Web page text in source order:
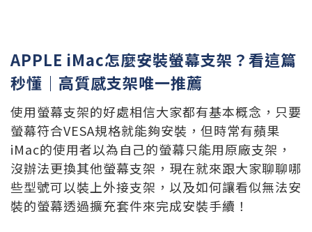
APPLE iMac怎麼安裝螢幕支架？看這篇
秒懂｜高質感支架唯一推薦
使用螢幕支架的好處相信大家都有基本概念，只要
螢幕符合VESA規格就能夠安裝，但時常有蘋果
iMac的使用者以為自己的螢幕只能用原廠支架，
沒辦法更換其他螢幕支架，現在就來跟大家聊聊哪
些型號可以裝上外接支架，以及如何讓看似無法安
裝的螢幕透過擴充套件來完成安裝手續！